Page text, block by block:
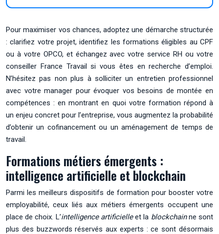
Pour maximiser vos chances, adoptez une démarche structurée
: clarifiez votre projet, identifiez les formations éligibles au CPF
ou à votre OPCO, et échangez avec votre service RH ou votre
conseiller France Travail si vous êtes en recherche d’emploi.
N’hésitez pas non plus à solliciter un entretien professionnel
avec votre manager pour évoquer vos besoins de montée en
compétences : en montrant en quoi votre formation répond à
un enjeu concret pour l’entreprise, vous augmentez la probabilité
d’obtenir un cofinancement ou un aménagement de temps de
travail.
Formations métiers émergents :
intelligence artificielle et blockchain
Parmi les meilleurs dispositifs de formation pour booster votre
employabilité, ceux liés aux métiers émergents occupent une
place de choix. L’intelligence artificielleet la blockchainne sont
plus des buzzwords réservés aux experts : ce sont désormais